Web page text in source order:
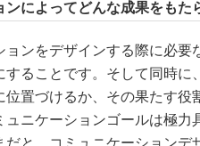
ンによってどんな成果をもた
ンをデザインする際に必要
することです。そして同時
位置づけるか、その果たす
ュニケーションゴールは極
だと、コミュニケーションデ